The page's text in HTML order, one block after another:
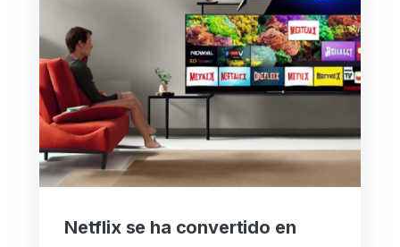
Netflix se ha convertido en